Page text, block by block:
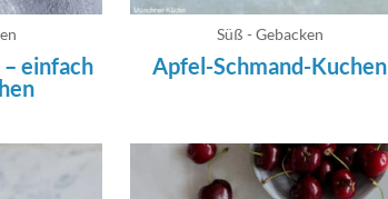
einfach
Süß - Gebacken
Apfel-Schmand-Kuchen